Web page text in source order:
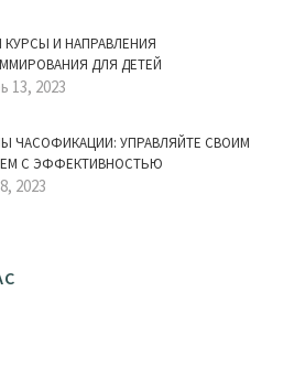
И НАПРАВЛЕНИЯ
ДЛЯ ДЕТЕЙ
13, 2023
ЧАСОФИКАЦИИ: УПРАВЛЯЙТЕ СВОИМ
С ЭФФЕКТИВНОСТЬЮ
2023